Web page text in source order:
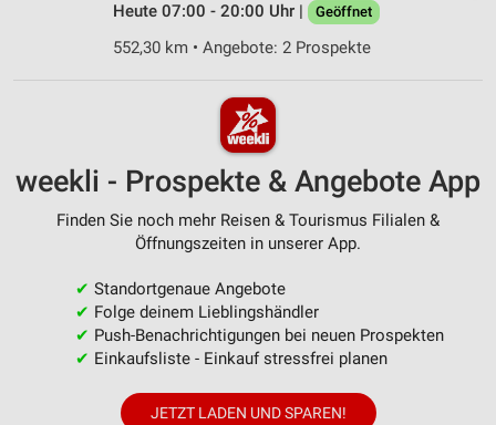
Heute 07:00 - 20:00 Uhr |
Geöffnet
552,30 km • Angebote: 2 Prospekte
weekli - Prospekte & Angebote App
Finden Sie noch mehr Reisen & Tourismus Filialen &
Öffnungszeiten in unserer App.
✔ Standortgenaue Angebote
✔ Folge deinem Lieblingshändler
✔ Push-Benachrichtigungen bei neuen Prospekten
✔ Einkaufsliste - Einkauf stressfrei planen
JETZT LADEN UND SPAREN!